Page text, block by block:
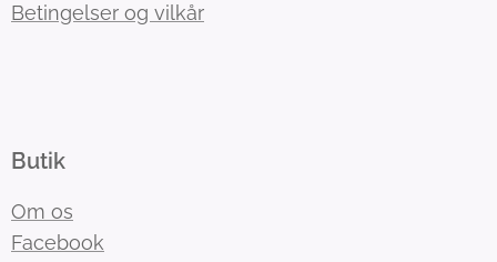
Betingelser og vilkår
Butik
Om os
Facebook